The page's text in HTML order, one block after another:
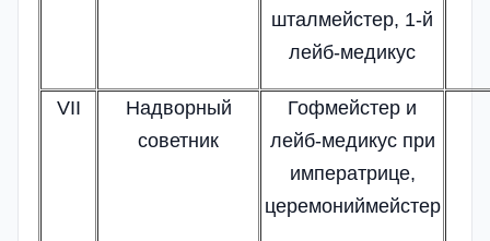
шталмейстер, 1-й
лейб-медикус
VII
Надворный
советник
Гофмейстер и
лейб-медикус при
императрице,
церемониймейстер